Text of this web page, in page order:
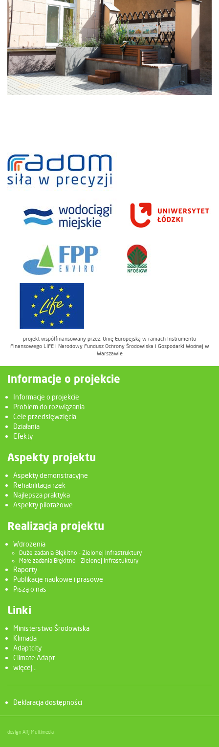
projekt współfinansowany przez: Unię Europejską w ramach Instrumentu
Finansowego LIFE i Narodowy Fundusz Ochrony Środowiska i Gospodarki Wodnej w
Warszawie
Informacje o projekcie
Informacje o projekcie
Problem do rozwiązania
Cele przedsięwzięcia
Działania
Efekty
Aspekty projektu
Aspekty demonstracyjne
Rehabilitacja rzek
Najlepsza praktyka
Aspekty pilotażowe
Realizacja projektu
Wdrożenia
Duże zadania Błękitno - Zielonej Infrastruktury
Małe zadania Błękitno - Zielonej Infrastuktury
Raporty
Publikacje naukowe i prasowe
Piszą o nas
Linki
Ministerstwo Środowiska
Klimada
Adaptcity
Climate Adapt
więcej...
Deklaracja dostępności
design ARJ Multimedia